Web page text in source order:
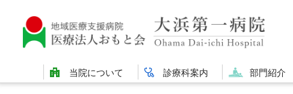
当院について 診療科案内 部門紹介